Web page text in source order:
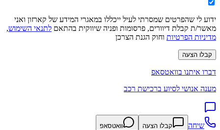
ידוע לי שהפרטים שמסרתי לעיל ייכללו במאגרי המידע של קארזון ואני
מאשר/ת קבלת דיוורים, פרסומות ופניה שיווקית בהתאם לתנאי השימוש,
מדיניות הפרטיות וחוק הגנת הצרכן
קבלו הצעה
דברו איתנו בוואטסאפ
מענה אנושי לסיוע ברכישת רכב
שיחה קבלו הצעה וואטסאפ